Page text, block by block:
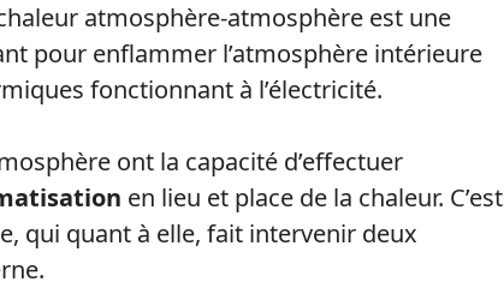
atmosphère-atmosphère est une
pour enflammer l’atmosphère intérieure
fonctionnant à l’électricité.
ont la capacité d’effectuer
en lieu et place de la chaleur. C’est
qui quant à elle, fait intervenir deux